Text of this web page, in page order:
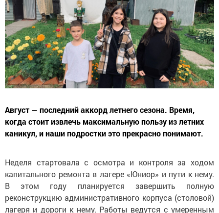
Август — последний аккорд летнего сезона. Время,
когда стоит извлечь максимальную пользу из летних
каникул, и наши подростки это прекрасно понимают.
Неделя стартовала с осмотра и контроля за ходом
капитального ремонта в лагере «Юниор» и пути к нему.
В этом году планируется завершить полную
реконструкцию административного корпуса (столовой)
лагеря и дороги к нему. Работы ведутся с умеренным